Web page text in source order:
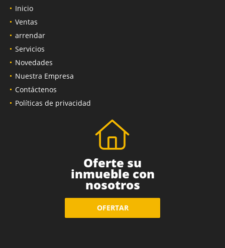
Inicio
Ventas
arrendar
Servicios
Novedades
Nuestra Empresa
Contáctenos
Políticas de privacidad
Oferte su
inmueble con
nosotros
OFERTAR